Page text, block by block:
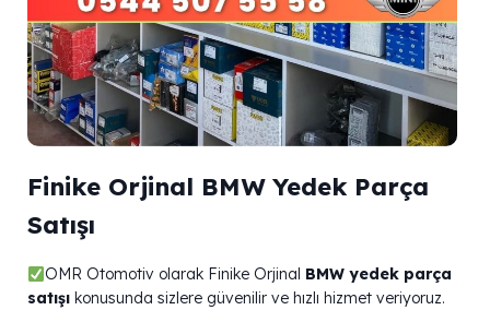
Finike Orjinal BMW Yedek Parça
Satışı
OMR Otomotiv olarak Finike Orjinal BMW yedek parça
satışı konusunda sizlere güvenilir ve hızlı hizmet veriyoruz.